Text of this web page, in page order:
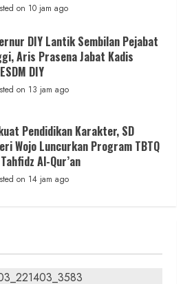
on 10 jam ago
DIY Lantik Sembilan Pejabat
Aris Prasena Jabat Kadis
DIY
on 13 jam ago
Pendidikan Karakter, SD
Wojo Luncurkan Program TBTQ
Al-Qur’an
on 14 jam ago